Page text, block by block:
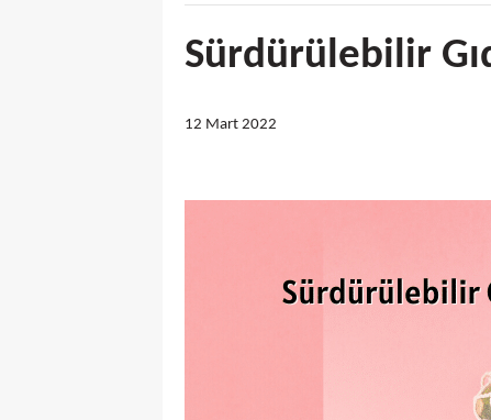
Sürdürülebilir
12 Mart 2022